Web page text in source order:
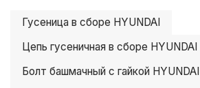
Гусеница в сборе HYUNDAI
Цепь гусеничная в сборе HYUNDAI
Болт башмачный с гайкой HYUNDAI